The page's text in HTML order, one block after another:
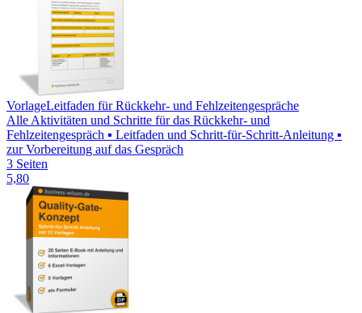
VorlageLeitfaden für Rückkehr- und Fehlzeitengespräche
Alle Aktivitäten und Schritte für das Rückkehr- und
Fehlzeitengespräch ▪ Leitfaden und Schritt-für-Schritt-Anleitung ▪
zur Vorbereitung auf das Gespräch
3 Seiten
5,80